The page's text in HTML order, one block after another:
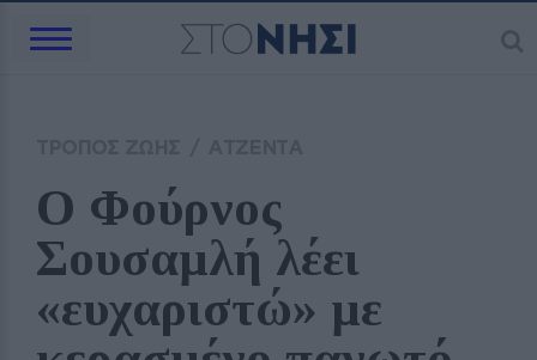
Ο Φούρνος
Σουσαμλή λέει
«ευχαριστώ» με